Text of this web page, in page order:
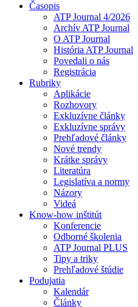
Časopis
ATP Journal 4/2026
Archív ATP Journal
O ATP Journal
História ATP Journal
Povedali o nás
Registrácia
Rubriky
Aplikácie
Rozhovory
Exkluzívne články
Exkluzívne správy
Prehľadové články
Nové trendy
Krátke správy
Literatúra
Legislatíva a normy
Názory
Videá
Know-how inštitút
Konferencie
Odborné školenia
ATP Journal PLUS
Tipy a triky
Prehľadové štúdie
Podujatia
Kalendár
Články